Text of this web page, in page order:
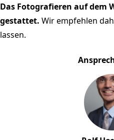
Das Fotografieren auf dem
gestattet. Wir empfehlen
lassen.